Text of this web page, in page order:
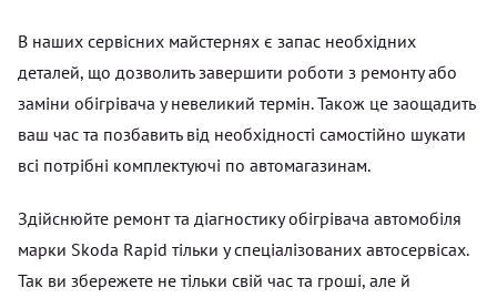
В наших сервісних майстернях є запас необхідних
деталей, що дозволить завершити роботи з ремонту або
заміни обігрівача у невеликий термін. Також це заощадить
ваш час та позбавить від необхідності самостійно шукати
всі потрібні комплектуючі по автомагазинам.
Здійснюйте ремонт та діагностику обігрівача автомобіля
марки Skoda Rapid тільки у спеціалізованих автосервісах.
Так ви збережете не тільки свій час та гроші, але й